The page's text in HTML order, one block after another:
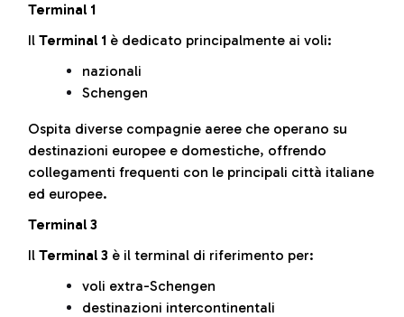
Terminal 1
Il Terminal 1 è dedicato principalmente ai voli:
nazionali
Schengen
Ospita diverse compagnie aeree che operano su
destinazioni europee e domestiche, offrendo
collegamenti frequenti con le principali città italiane
ed europee.
Terminal 3
Il Terminal 3 è il terminal di riferimento per:
voli extra-Schengen
destinazioni intercontinentali